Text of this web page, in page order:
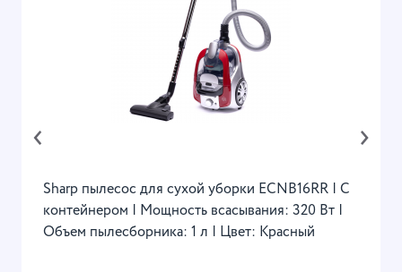
Sharp пылесос для сухой уборки ECNB16RR | С
контейнером | Мощность всасывания: 320 Вт |
Объем пылесборника: 1 л | Цвет: Красный
‹ ›